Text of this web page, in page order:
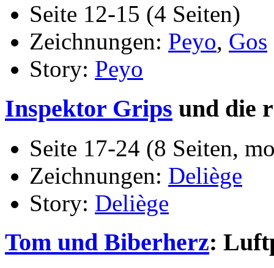
Seite 12-15 (4 Seiten)
Zeichnungen: Peyo, Gos
Story: Peyo
Inspektor Grips und die
Seite 17-24 (8 Seiten,
Zeichnungen: Deliège
Story: Deliège
Tom und Biberherz: